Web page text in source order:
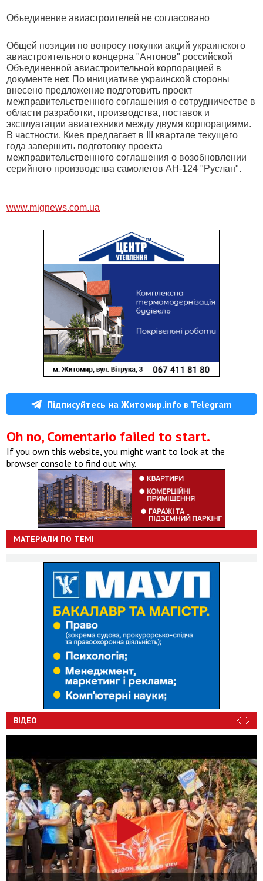
Объединение авиастроителей не согласовано
Общей позиции по вопросу покупки акций украинского
авиастроительного концерна "Антонов" российской
Объединенной авиастроительной корпорацией в
документе нет. По инициативе украинской стороны
внесено предложение подготовить проект
межправительственного соглашения о сотрудничестве в
области разработки, производства, поставок и
эксплуатации авиатехники между двумя корпорациями.
В частности, Киев предлагает в III квартале текущего
года завершить подготовку проекта
межправительственного соглашения о возобновлении
серийного производства самолетов АН-124 "Руслан".
www.mignews.com.ua
Підписуйтесь на Житомир.info в Telegram
Oh no, Comentario failed to start.
If you own this website, you might want to look at the
browser console to find out why.
МАТЕРІАЛИ ПО ТЕМІ
ВІДЕО